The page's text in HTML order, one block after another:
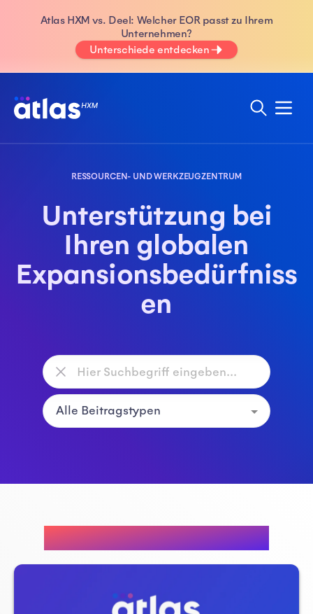
Atlas HXM vs. Deel: Welcher EOR passt zu Ihrem
Unternehmen?
Unterschiede entdecken
RESSOURCEN- UND WERKZEUGZENTRUM
Unterstützung bei
Ihren globalen
Expansionsbedürfniss
en
Empfohlene Beiträge